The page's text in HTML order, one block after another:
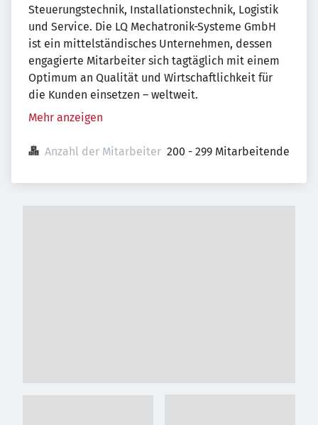
Steuerungstechnik, Installationstechnik, Logistik
und Service. Die LQ Mechatronik-Systeme GmbH
ist ein mittelständisches Unternehmen, dessen
engagierte Mitarbeiter sich tagtäglich mit einem
Optimum an Qualität und Wirtschaftlichkeit für
die Kunden einsetzen – weltweit.
Mehr anzeigen
Anzahl der Mitarbeiter 200 - 299 Mitarbeitende